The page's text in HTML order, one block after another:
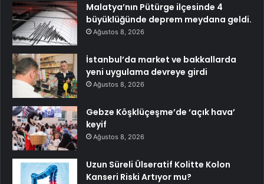
Malatya’nın Pütürge ilçesinde 4
büyüklüğünde deprem meydana geldi.
Ağustos 8, 2026
İstanbul’da market ve bakkallarda
yeni uygulama devreye girdi
Ağustos 8, 2026
Gebze Köşklüçeşme’de ‘açık hava’
keyif
Ağustos 8, 2026
Uzun Süreli Ülseratif Kolitte Kolon
Kanseri Riski Artıyor mu?